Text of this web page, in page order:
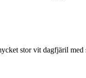
stor vit dagfjäril med